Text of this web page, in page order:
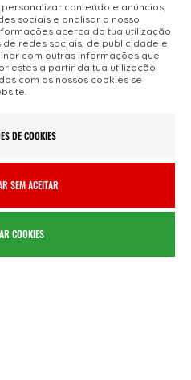
SOBRE NÓS
KTM Bike Portugal
Contatos
PAGAMENTOS
conteúdo e anúncios,
sociais e analisar o nosso
acerca da tua utilização
redes sociais, de publicidade e
com outras informações que
estes a partir da tua utilização
com os nossos cookies se
DE COOKIES
SEM ACEITAR
COOKIES